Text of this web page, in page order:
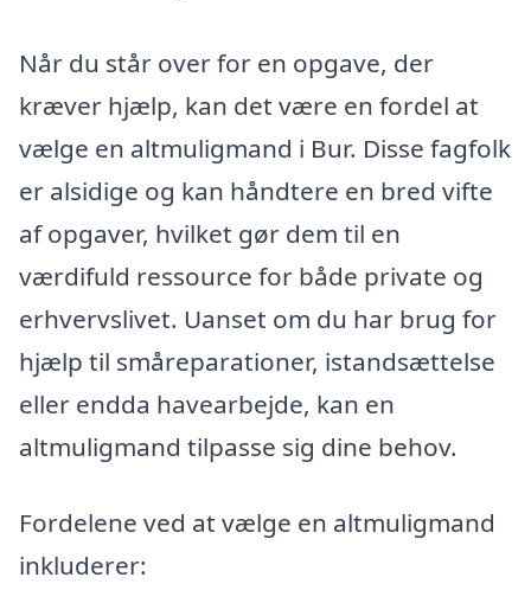
Når du står over for en opgave, der
kræver hjælp, kan det være en fordel at
vælge en altmuligmand i Bur. Disse fagfolk
er alsidige og kan håndtere en bred vifte
af opgaver, hvilket gør dem til en
værdifuld ressource for både private og
erhvervslivet. Uanset om du har brug for
hjælp til småreparationer, istandsættelse
eller endda havearbejde, kan en
altmuligmand tilpasse sig dine behov.
Fordelene ved at vælge en altmuligmand
inkluderer: